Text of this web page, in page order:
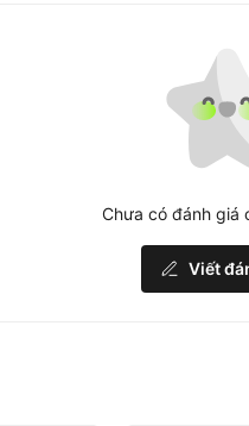
Chưa có đánh giá
Viết